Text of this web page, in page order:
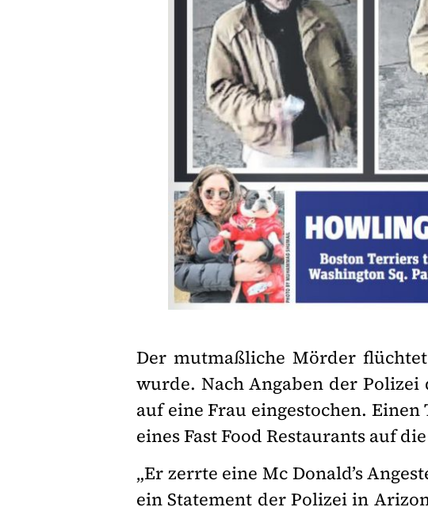
Der mutmaßliche Mörder
wurde. Nach Angaben der
auf eine Frau eingestochen.
eines Fast Food Restaurants auf
„Er zerrte eine Mc Donald’s
ein Statement der Polizei in